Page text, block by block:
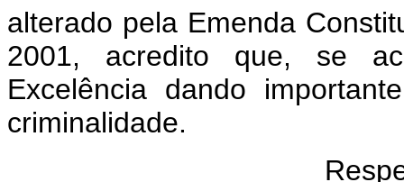
alterado pela Emenda
2001, acredito que, se
Excelência dando
criminalidade.